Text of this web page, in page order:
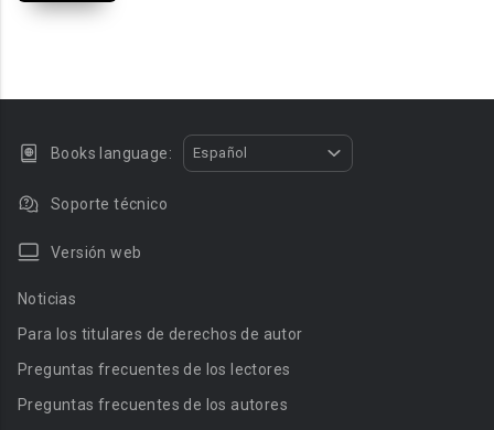
Books language: Español
Soporte técnico
Versión web
Noticias
Para los titulares de derechos de autor
Preguntas frecuentes de los lectores
Preguntas frecuentes de los autores